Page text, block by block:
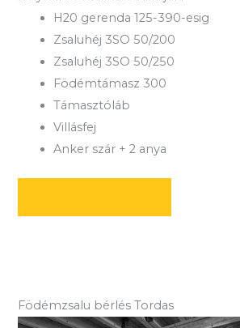
H20 gerenda 125-390-esig
Zsaluhéj 3SO 50/200
Zsaluhéj 3SO 50/250
Födémtámasz 300
Támasztóláb
Villásfej
Anker szár + 2 anya
Födémzsalu bérlés Tordas